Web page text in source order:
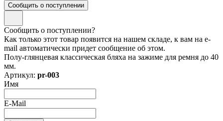
Сообщить о поступлении
Сообщить о поступлении?
Как только этот товар появится на нашем складе, к вам на e-
mail автоматически придет сообщение об этом.
Полу-глянцевая классическая бляха на зажиме для ремня до 40
мм.
Артикул: pr-003
Имя
E-Mail